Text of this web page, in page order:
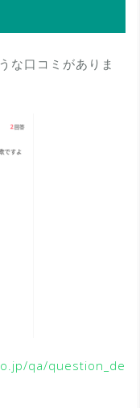
な口コミがありま
qa/question_de